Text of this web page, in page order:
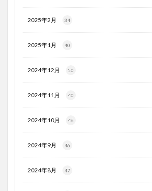
2025年2月 34
2025年1月 40
2024年12月 50
2024年11月 40
2024年10月 46
2024年9月 46
2024年8月 47